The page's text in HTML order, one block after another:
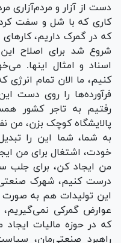
دست از آزار و مردم‌آزاری
کاری که با شل و سفت
که در گمرک داریم،
شروع شد برای اصلاح
اسناد و امثال اینها.
کنیم، ما الان تمام
فرآورده‌ها را روی دست
رفتیم به تاجر کشور
پالایشگاه کوچک بزن، من
به شما، شما این را
خودت، اشتغال برای من
من ایجاد کن، برای جلب
درست کنیم، شهرک
این تولیدات هم به صورت
عوارض گمرکی نمی‌گیریم،
که در حوزه مالیات ایجاد
راهبرد صنعتی‌مان،